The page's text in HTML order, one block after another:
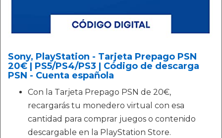
Sony, PlayStation - Tarjeta Prepago PSN
20€ | PS5/PS4/PS3 | Código de descarga
PSN - Cuenta española
Con la Tarjeta Prepago PSN de 20€,
recargarás tu monedero virtual con esa
cantidad para comprar juegos o contenido
descargable en la PlayStation Store.